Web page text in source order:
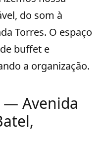
do som à
Torres. O espaço
buffet e
a organização.
— Avenida